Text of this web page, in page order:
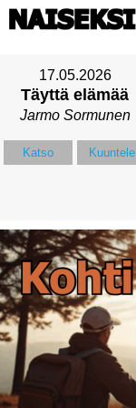
17.05.2026
Täyttä elämää
Jarmo Sormunen
Katso Kuuntele